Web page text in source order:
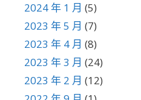
2024 年 1 月 (5)
2023 年 5 月 (7)
2023 年 4 月 (8)
2023 年 3 月 (24)
2023 年 2 月 (12)